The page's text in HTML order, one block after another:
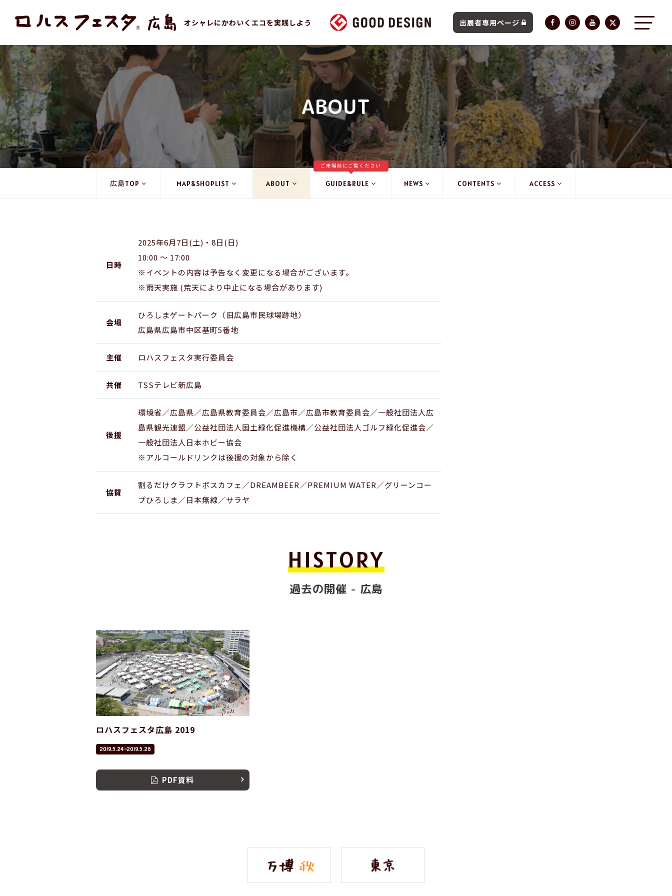
オシャレにかわいくエコを実践しよう 出展者専用ページ
ABOUT
広島TOP MAP&SHOPLIST ABOUT GUIDE&RULE
ご来場前にご覧ください
NEWS CONTENTS ACCESS
日時
2025年6月7日(土)・8日(日)
10:00 ～ 17:00
※イベントの内容は予告なく変更になる場合がございます。
※雨天実施 (荒天により中止になる場合があります)
会場
ひろしまゲートパーク（旧広島市民球場跡地）
広島県広島市中区基町5番地
主催 ロハスフェスタ実行委員会
共催 TSSテレビ新広島
後援
環境省／広島県／広島県教育委員会／広島市／広島市教育委員会／一般社団法人広
島県観光連盟／公益社団法人国土緑化促進機構／公益社団法人ゴルフ緑化促進会／
一般社団法人日本ホビー協会
※アルコールドリンクは後援の対象から除く
協賛
割るだけクラフトボスカフェ／DREAMBEER／PREMIUM WATER／グリーンコー
プひろしま／日本無線／サラヤ
HISTORY
過去の開催 - 広島
ロハスフェスタ広島 2019
2019.5.24~2019.5.26
PDF資料